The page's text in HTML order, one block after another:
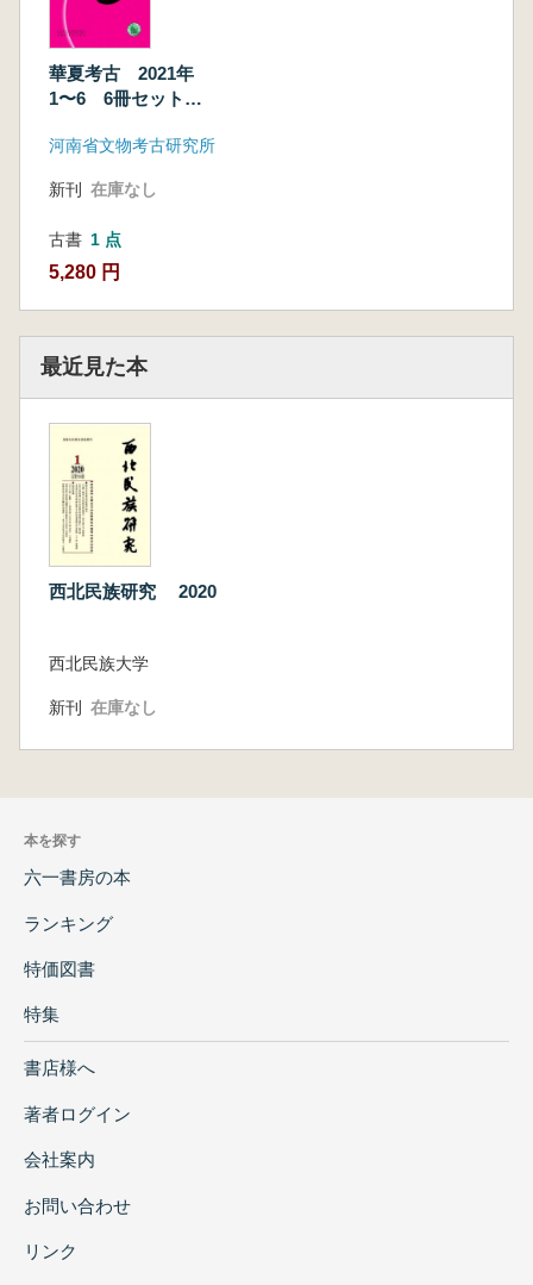
華夏考古 2021年
1〜6 6冊セット
河南省文物考古研究所
新刊 在庫なし
古書 1 点
5,280 円
最近見た本
西北民族研究 2020
西北民族大学
新刊 在庫なし
本を探す
六一書房の本
ランキング
特価図書
特集
書店様へ
著者ログイン
会社案内
お問い合わせ
リンク